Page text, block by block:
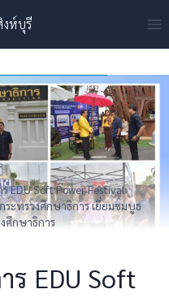
งห์บุรี
EDU Soft Power Festival
ะทรวงศึกษาธิการ เยี่ยมชมบูธ
ศึกษาธิการ
ร EDU Soft